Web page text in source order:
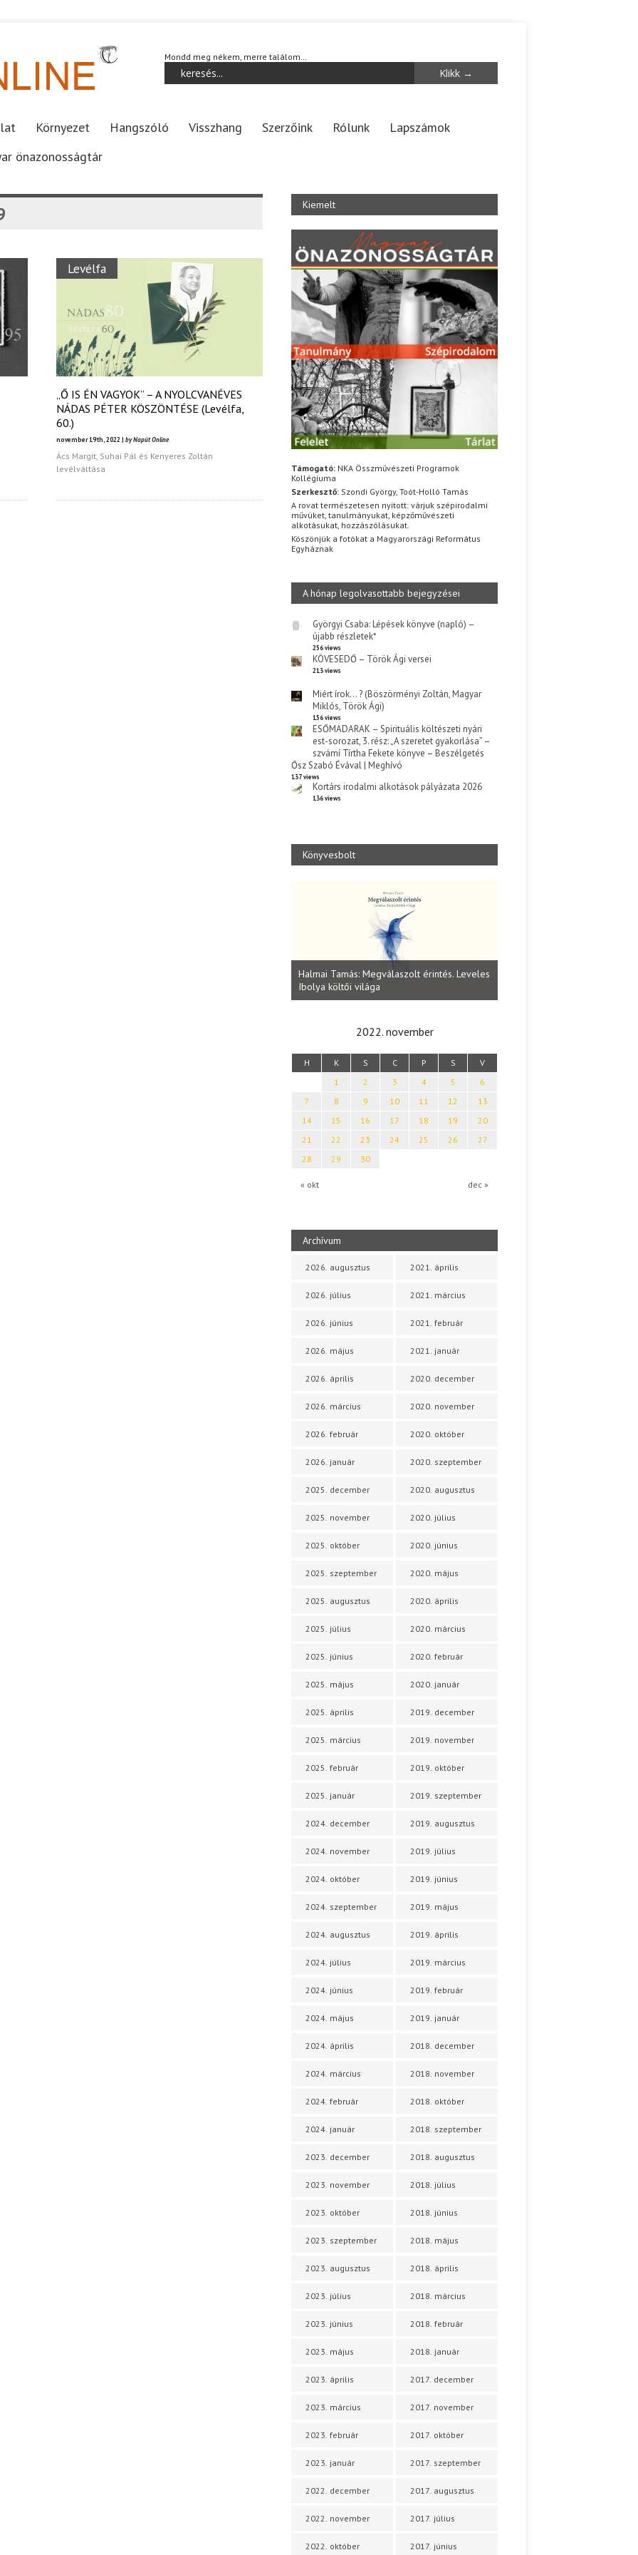
Mondd meg nékem, merre találom…
Környezet Hangszóló Visszhang Szerzőink Rólunk
Lapszámok
önazonosságtár
Levélfa
„Ő IS ÉN VAGYOK” – A NYOLCVANÉVES
NÁDAS PÉTER KÖSZÖNTÉSE (Levélfa,
60.)
november 19th, 2022 | by Napút Online
Ács Margit, Suhai Pál és Kenyeres Zoltán
levélváltása
Kiemelt
Támogató: NKA Összművészeti Programok
Kollégiuma
Szerkesztő: Szondi György, Toót-Holló Tamás
A rovat természetesen nyitott: várjuk szépirodalmi
művüket, tanulmányukat, képzőművészeti
alkotásukat, hozzászólásukat.
Köszönjük a fotókat a Magyarországi Református
Egyháznak
A hónap legolvasottabb bejegyzései
Györgyi Csaba: Lépések könyve (napló) –
újabb részletek*
256 views
KÖVESEDŐ – Török Ági versei
213 views
Miért írok… ? (Böszörményi Zoltán, Magyar
Miklós, Török Ági)
156 views
ESŐMADARAK – Spirituális költészeti nyári
est-sorozat, 3. rész: „A szeretet gyakorlása” –
szvámí Tírtha Fekete könyve – Beszélgetés
Ősz Szabó Évával | Meghívó
137 views
Kortárs irodalmi alkotások pályázata 2026
136 views
Könyvesbolt
Halmai Tamás: Megválaszolt érintés. Leveles
Ibolya költői világa
2022. november
H K S C P S V
« okt dec »
1 2 3 4 5
6
7
8 9 10 11 12
13
14
15 16 17 18 19
20
21
22 23 24 25 26
27
28
29 30
Archívum
2026. augusztus
2026. július
2026. június
2026. május
2026. április
2026. március
2026. február
2026. január
2025. december
2025. november
2025. október
2025. szeptember
2025. augusztus
2025. július
2025. június
2025. május
2025. április
2025. március
2025. február
2025. január
2024. december
2024. november
2024. október
2024. szeptember
2024. augusztus
2024. július
2024. június
2024. május
2024. április
2024. március
2024. február
2024. január
2023. december
2023. november
2023. október
2023. szeptember
2023. augusztus
2023. július
2023. június
2023. május
2023. április
2023. március
2023. február
2023. január
2022. december
2022. november
2022. október
2021. április
2021. március
2021. február
2021. január
2020. december
2020. november
2020. október
2020. szeptember
2020. augusztus
2020. július
2020. június
2020. május
2020. április
2020. március
2020. február
2020. január
2019. december
2019. november
2019. október
2019. szeptember
2019. augusztus
2019. július
2019. június
2019. május
2019. április
2019. március
2019. február
2019. január
2018. december
2018. november
2018. október
2018. szeptember
2018. augusztus
2018. július
2018. június
2018. május
2018. április
2018. március
2018. február
2018. január
2017. december
2017. november
2017. október
2017. szeptember
2017. augusztus
2017. július
2017. június